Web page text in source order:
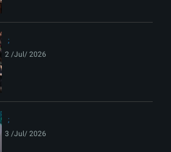
2 /Jul/ 2026
3 /Jul/ 2026